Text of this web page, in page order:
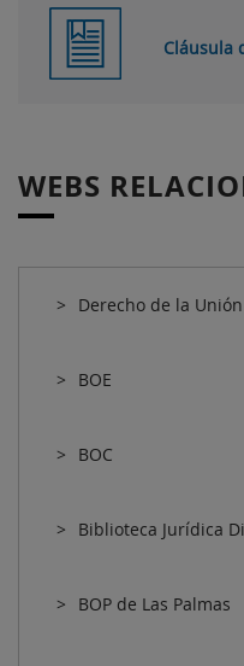
Cláusula
WEBS
Derecho de la
BOE
BOC
Biblioteca Jurídica
BOP de Las Palmas